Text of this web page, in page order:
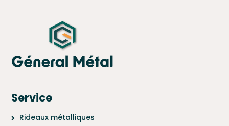
Service
Rideaux métalliques